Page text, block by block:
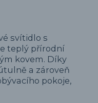
svítidlo s
teplý přírodní
kovem. Díky
a zároveň
pokoje,